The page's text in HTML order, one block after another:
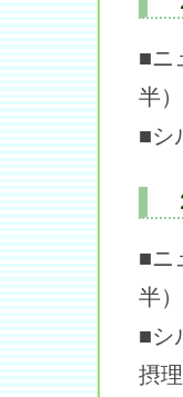
■ニ
半）
■シ
■ニ
半）
■シ
摂理